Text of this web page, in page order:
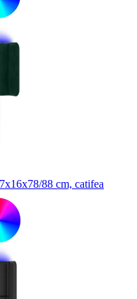
88 cm, catifea